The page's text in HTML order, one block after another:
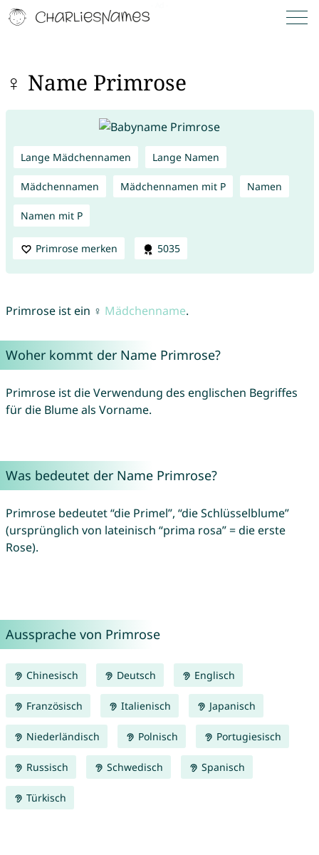
♀ Name Primrose
Lange Mädchennamen Lange Namen
Mädchennamen Mädchennamen mit P Namen
Namen mit P
Primrose merken 5035
Primrose ist ein ♀ Mädchenname.
Woher kommt der Name Primrose?
Primrose ist die Verwendung des englischen Begriffes
für die Blume als Vorname.
Was bedeutet der Name Primrose?
Primrose bedeutet “die Primel”, “die Schlüsselblume”
(ursprünglich von lateinisch “prima rosa” = die erste
Rose).
Aussprache von Primrose
Chinesisch Deutsch Englisch
Französisch Italienisch Japanisch
Niederländisch Polnisch Portugiesisch
Russisch Schwedisch Spanisch
Türkisch